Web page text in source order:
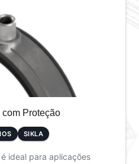
Proteção
SIKLA
ideal para aplicações